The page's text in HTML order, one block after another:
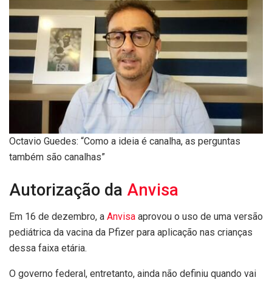
Octavio Guedes: “Como a ideia é canalha, as perguntas
também são canalhas”
Autorização da Anvisa
Em 16 de dezembro, a Anvisa aprovou o uso de uma versão
pediátrica da vacina da Pfizer para aplicação nas crianças
dessa faixa etária.
O governo federal, entretanto, ainda não definiu quando vai